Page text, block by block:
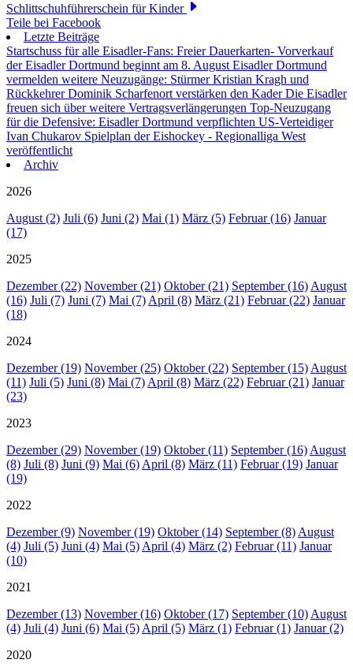
Schlittschuhführerschein für Kinder
Teile bei Facebook
Letzte Beiträge
Startschuss für alle Eisadler-Fans: Freier Dauerkarten- Vorverkauf
der Eisadler Dortmund beginnt am 8. August Eisadler Dortmund
vermelden weitere Neuzugänge: Stürmer Kristian Kragh und
Rückkehrer Dominik Scharfenort verstärken den KaderDie Eisadler
freuen sich über weitere Vertragsverlängerungen Top-Neuzugang
für die Defensive: Eisadler Dortmund verpflichten US-Verteidiger
Ivan Chukarov Spielplan der Eishockey - Regionalliga West
veröffentlicht
Archiv
2026
August (2) Juli (6) Juni (2) Mai (1) März (5) Februar (16) Januar
(17)
2025
Dezember (22) November (21) Oktober (21) September (16) August
(16) Juli (7) Juni (7) Mai (7) April (8) März (21) Februar (22) Januar
(18)
2024
Dezember (19) November (25) Oktober (22) September (15) August
(11) Juli (5) Juni (8) Mai (7) April (8) März (22) Februar (21) Januar
(23)
2023
Dezember (29) November (19) Oktober (11) September (16) August
(8) Juli (8) Juni (9) Mai (6) April (8) März (11) Februar (19) Januar
(19)
2022
Dezember (9) November (19) Oktober (14) September (8) August
(4) Juli (5) Juni (4) Mai (5) April (4) März (2) Februar (11) Januar
(10)
2021
Dezember (13) November (16) Oktober (17) September (10) August
(4) Juli (4) Juni (6) Mai (5) April (5) März (1) Februar (1) Januar (2)
2020